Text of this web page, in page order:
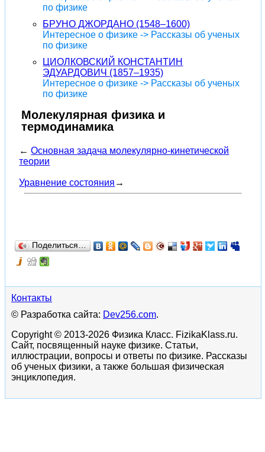
по физике
БРУНО ДЖОРДАНО (1548–1600)
Интересное о физике -> Рассказы об ученых
по физике
ЦИОЛКОВСКИЙ КОНСТАНТИН
ЭДУАРДОВИЧ (1857–1935)
Интересное о физике -> Рассказы об ученых
по физике
Молекулярная физика и
термодинамика
←Основная задача молекулярно-кинетической
теории
Уравнение состояния →
Поделиться…
Контакты
© Разработка сайта: Dev256.com.
Copyright © 2013-2026 Физика Класс. FizikaKlass.ru.
Сайт, посвященный науке физике. Статьи,
иллюстрации, вопросы и ответы по физике. Рассказы
об ученых физики, а также большая физическая
энциклопедия.